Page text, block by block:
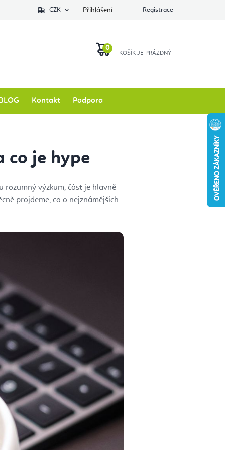
Zkontrolovat stav objednávky O nás
CZK Přihlášení Registrace
KOŠÍK
Kontakt Podpora
co je hype
rozumný výzkum, část je hlavně
projdeme, co o nejznámějších